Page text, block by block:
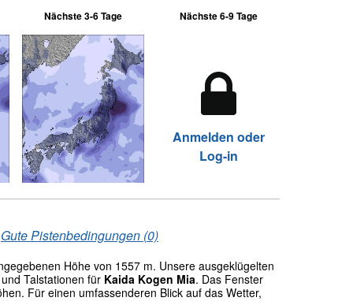
Nächste 3-6 Tage Nächste 6-9 Tage
Anmelden oder
Log-in
Gute Pistenbedingungen (0)
Höhe von 1557 m. Unsere ausgeklügelten
Talstationen für Kaida Kogen Mia. Das Fenster
Für einen umfassenderen Blick auf das Wetter,